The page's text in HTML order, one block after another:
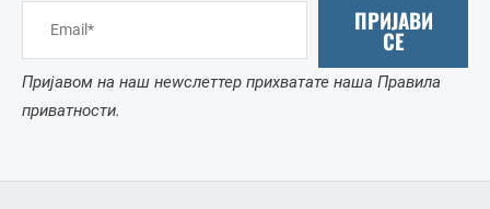
ПРИЈАВИ
СЕ
Пријавом на наш неwслеттер прихватате наша Правила
приватности.